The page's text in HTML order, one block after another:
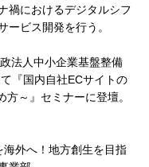
禍におけるデジタルシフ
ービス開発を行う。
法人中小企業基盤整備
『国内自社ECサイトの
～』セミナーに登壇。
外へ！地方創生を目指